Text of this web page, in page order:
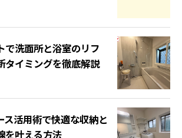
で洗面所と浴室のリフ
タイミングを徹底解説
ス活用術で快適な収納と
を叶える方法